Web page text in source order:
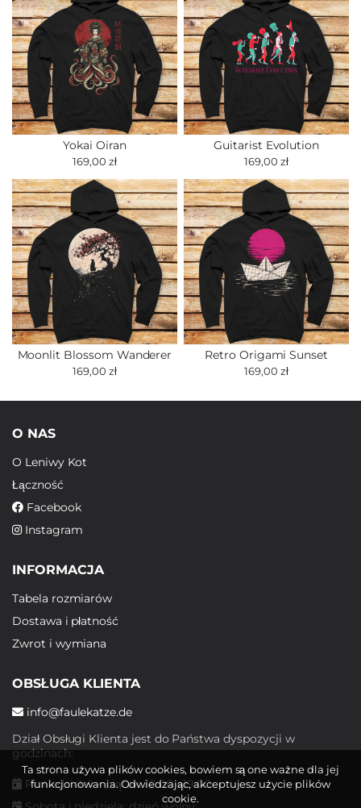
Yokai Oiran
169,00 zł
Guitarist Evolution
169,00 zł
Moonlit Blossom Wanderer
169,00 zł
Retro Origami Sunset
169,00 zł
O NAS
O Leniwy Kot
Łączność
Facebook
Instagram
INFORMACJA
Tabela rozmiarów
Dostawa i płatność
Zwrot i wymiana
OBSŁUGA KLIENTA
info@faulekatze.de
Dział Obsługi Klienta jest do Państwa dyspozycji w
godzinach:
Poniedziałek - piątek: 10:00 - 19:00
Ta strona używa plików cookies, bowiem są one ważne dla jej
funkcjonowania. Odwiedzając, akceptujesz użycie plików
cookie.